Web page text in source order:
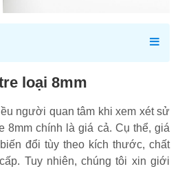
loại 8mm
người quan tâm khi xem xét sử
8mm chính là giá cả. Cụ thể, giá
đổi tùy theo kích thước, chất
Tuy nhiên, chúng tôi xin giới